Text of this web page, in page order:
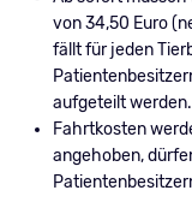
von 34,50 Euro
fällt für jeden
aufgeteilt werden.
Fahrtkosten
angehoben,